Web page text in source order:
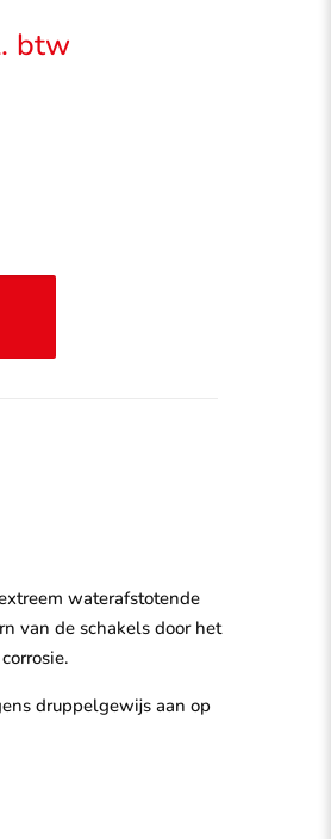
btw
waterafstotende
van de schakels door het
druppelgewijs aan op